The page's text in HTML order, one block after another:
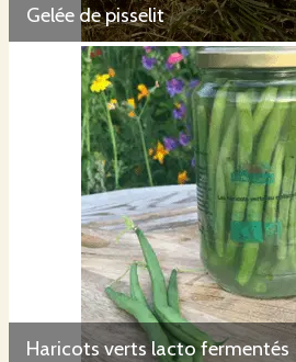
Gelée de pisselit
Haricots verts lacto fermentés